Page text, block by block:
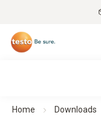
Home Downloads